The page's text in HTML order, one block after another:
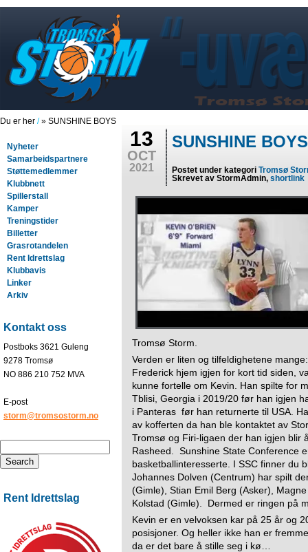
Du er her /» SUNSHINE BOYS
Nyheter
Samarbeidspartnere
Støttemedlemmer
Klubbnett
Spillerstall
Kamper
Treningstider
Billetter
Grasrotandelen
Rent Idrettslag
Klubbavis
Linker
Arkiv
Kontakt oss
Postboks 3621 Guleng
9278 Tromsø
NO 886 210 752 MVA
E-post
storm@tromsostorm.no
Rent Idrettslag
13
OCT
2021
SUNSHINE BOYS
Postet under kategoriTromsø
Skrevet av StormAdmin,shortlink
Tromsø Storm.
Verden er liten og tilfeldighetene
Frederick hjem igjen for kort tid siden,
kunne fortelle om Kevin. Han spilte for
Tblisi, Georgia i 2019/20 før han igjen
i Panteras før han returnerte til USA.
av kofferten da han ble kontaktet av
Tromsø og Firi-ligaen der han igjen blir
Rasheed.
Sunshine State Conference
basketballinteresserte. I SSC finner du
Johannes Dolven (Centrum) har spilt
(Gimle), Stian Emil Berg (Asker),
Kolstad (Gimle).
Dermed er ringen på
Kevin er en velvoksen kar på 25 år og
posisjoner. Og heller ikke han er
da er det bare å stille seg i kø…